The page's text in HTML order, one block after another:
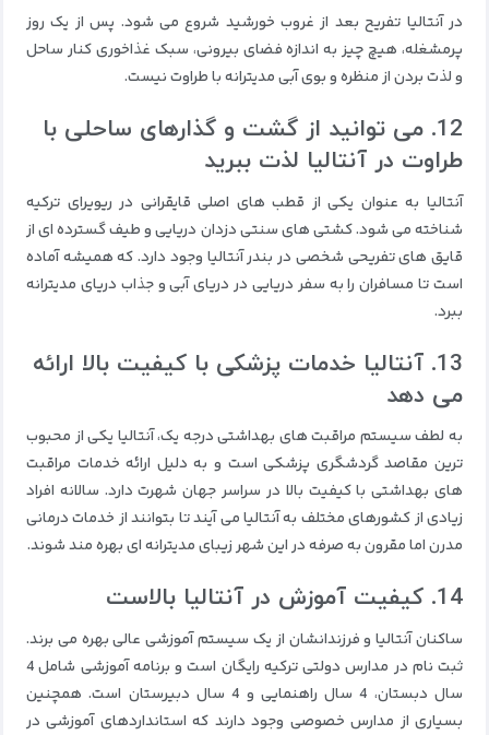
در آنتالیا تفریح ​​بعد از غروب خورشید شروع می شود. پس از یک روز
پرمشغله، هیچ چیز به اندازه فضای بیرونی، سبک غذاخوری کنار ساحل
و لذت بردن از منظره و بوی آبی مدیترانه با طراوت نیست.
12. می توانید از گشت و گذارهای ساحلی با
طراوت در آنتالیا لذت ببرید
آنتالیا به عنوان یکی از قطب های اصلی قایقرانی در ریویرای ترکیه
شناخته می شود. کشتی های سنتی دزدان دریایی و طیف گسترده ای از
قایق های تفریحی شخصی در بندر آنتالیا وجود دارد. که همیشه آماده
است تا مسافران را به سفر دریایی در دریای آبی و جذاب دریای مدیترانه
ببرد.
13. آنتالیا خدمات پزشکی با کیفیت بالا ارائه
می دهد
به لطف سیستم مراقبت های بهداشتی درجه یک، آنتالیا یکی از محبوب
ترین مقاصد گردشگری پزشکی است و به دلیل ارائه خدمات مراقبت
های بهداشتی با کیفیت بالا در سراسر جهان شهرت دارد. سالانه افراد
زیادی از کشورهای مختلف به آنتالیا می آیند تا بتوانند از خدمات درمانی
مدرن اما مقرون به صرفه در این شهر زیبای مدیترانه ای بهره مند شوند.
14. کیفیت آموزش در آنتالیا بالاست
ساکنان آنتالیا و فرزندانشان از یک سیستم آموزشی عالی بهره می برند.
ثبت نام در مدارس دولتی ترکیه رایگان است و برنامه آموزشی شامل 4
سال دبستان، 4 سال راهنمایی و 4 سال دبیرستان است. همچنین
بسیاری از مدارس خصوصی وجود دارند که استانداردهای آموزشی در